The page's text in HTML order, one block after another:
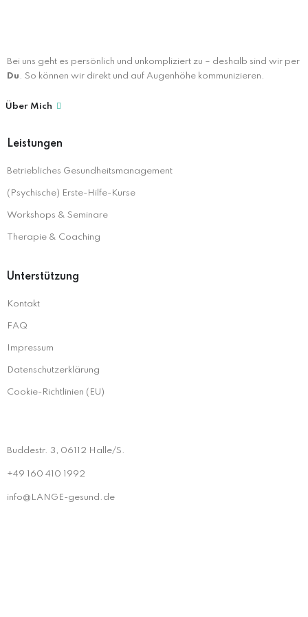
Bei uns geht es persönlich und unkompliziert zu – deshalb sind wir per
Du . So können wir direkt und auf Augenhöhe kommunizieren.
Über Mich
Leistungen
Betriebliches Gesundheitsmanagement
(Psychische) Erste-Hilfe-Kurse
Workshops & Seminare
Therapie & Coaching
Unterstützung
Kontakt
FAQ
Impressum
Datenschutzerklärung
Cookie-Richtlinien (EU)
Buddestr. 3, 06112 Halle/S.
+49 160 410 1992
info@LANGE-gesund.de